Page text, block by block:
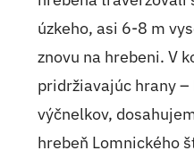
úzkeho, asi 6-8 m
znovu na hrebeni. V
pridržiavajúc hrany
výčnelkov,
hrebeň Lomnického